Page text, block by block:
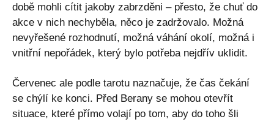
době mohli cítit jakoby zabrzděni – přesto, že chuť do
akce v nich nechyběla, něco je zadržovalo. Možná
nevyřešené rozhodnutí, možná váhání okolí, možná i
vnitřní nepořádek, který bylo potřeba nejdřív uklidit.
Červenec ale podle tarotu naznačuje, že čas čekání
se chýlí ke konci. Před Berany se mohou otevřít
situace, které přímo volají po tom, aby do toho šli